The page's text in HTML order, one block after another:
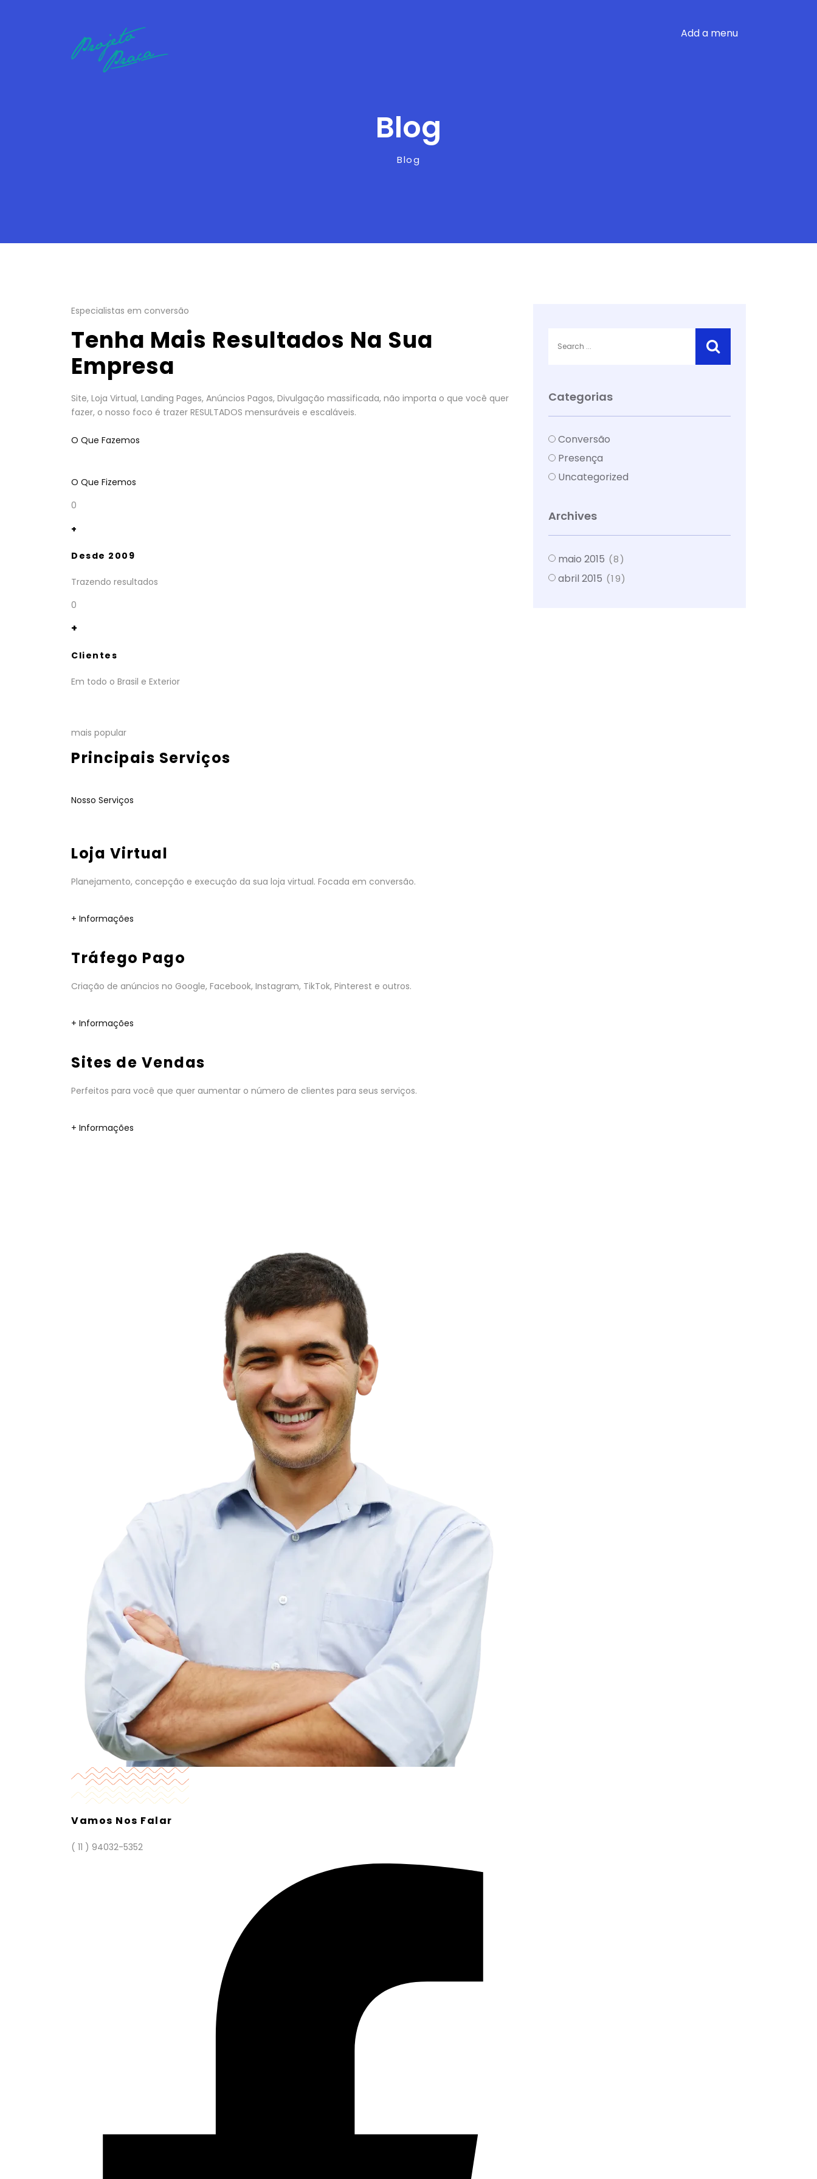
Add a menu
Blog
Blog
Especialistas em conversão
Tenha Mais Resultados Na Sua
Empresa
Site, Loja Virtual, Landing Pages, Anúncios Pagos, Divulgação massificada, não importa o que você quer
fazer, o nosso foco é trazer RESULTADOS mensuráveis e escaláveis.
O Que Fazemos
O Que Fizemos
0
+
Desde 2009
Trazendo resultados
0
+
Clientes
Em todo o Brasil e Exterior
mais popular
Principais Serviços
Nosso Serviços
Loja Virtual
Planejamento, concepção e execução da sua loja virtual. Focada em conversão.
+ Informações
Tráfego Pago
Criação de anúncios no Google, Facebook, Instagram, TikTok, Pinterest e outros.
+ Informações
Sites de Vendas
Perfeitos para você que quer aumentar o número de clientes para seus serviços.
+ Informações
Vamos Nos Falar
( 11 ) 94032-5352
Categorias
Conversão
Presença
Uncategorized
Archives
maio 2015 (8)
abril 2015 (19)